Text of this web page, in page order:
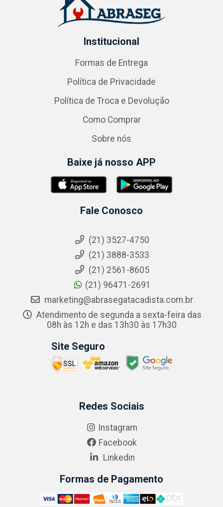
Institucional
Formas de Entrega
Política de Privacidade
Política de Troca e Devolução
Como Comprar
Sobre nós
Baixe já nosso APP
Fale Conosco
(21) 3527-4750
(21) 3888-3533
(21) 2561-8605
(21) 96471-2691
marketing@abrasegatacadista.com.br
Atendimento de segunda a sexta-feira das
08h às 12h e das 13h30 às 17h30
Site Seguro
Redes Sociais
Instagram
Facebook
Linkedin
Formas de Pagamento